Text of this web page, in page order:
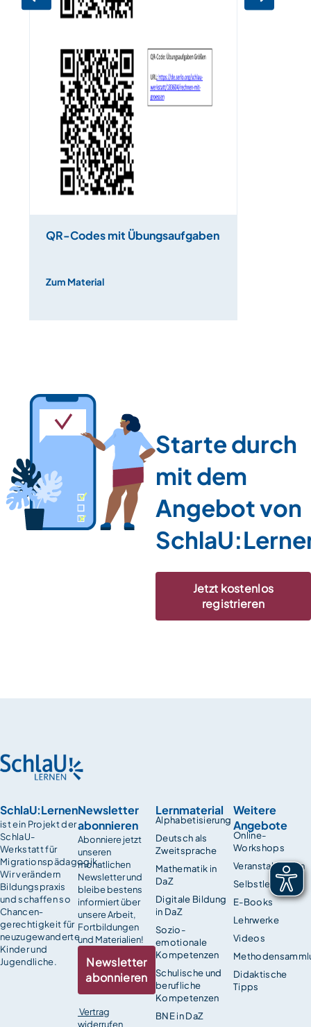
QR-Codes mit Übungsaufgaben
Zum Material
Starte durch
mit dem
Angebot von
Jetzt kostenlos
registrieren
SchlaU:Lernen
ist ein Projekt der
SchlaU-
Werkstatt für
Migrationspädagogik.
Wir verändern
Bildungspraxis
und schaffen so
Chancen­
gerechtigkeit für
neuzugewanderte
Kinder und
Jugendliche.
Lernmaterial
Alphabetisierung
Deutsch als
Zweitsprache
Mathematik in
DaZ
Digitale Bildung
in DaZ
Sozio-
emotionale
Kompetenzen
Schulische und
berufliche
Kompetenzen
BNE in DaZ
Weitere
Angebote
Online-
Workshops
Veranstaltungen
Selbstlernkurse
E-Books
Lehrwerke
Videos
Didaktische
Tipps
Newsletter
abonnieren
Abonniere jetzt
unseren
monatlichen
Newsletter und
bleibe bestens
informiert über
unsere Arbeit,
Fortbildungen
und Materialien!
Newsletter
abonnieren
Vertrag
widerrufen